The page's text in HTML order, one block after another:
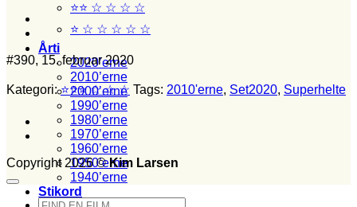
⭐⭐ ☆ ☆ ☆ ☆
⭐ ☆ ☆ ☆ ☆ ☆
Årti
2020’erne
2010’erne
2000’erne
1990’erne
1980’erne
1970’erne
1960’erne
1950’erne
1940’erne
Stikord
#390, 15. februar 2020
Kategori:⭐⭐⭐ ☆ ☆ ☆ Tags: 2010'erne, Set2020, Superhelte
Copyright 2026 ©Kim Larsen
Søg